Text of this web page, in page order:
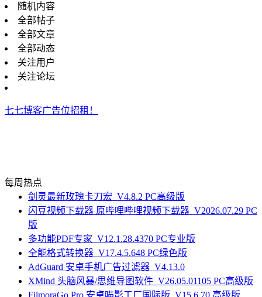
随机内容
全部帖子
全部文章
全部动态
关注用户
关注论坛
七七博客广告位招租！
每周热点
剑灵最新玫瑰卡刀宏_V4.8.2 PC高级版
闪豆视频下载器 原哔哩哔哩视频下载器_V2026.07.29 PC
版
多功能PDF专家_V12.1.28.4370 PC专业版
全能格式转换器_V17.4.5.648 PC绿色版
AdGuard 安卓手机广告过滤器_V4.13.0
XMind 头脑风暴/思维导图软件_V26.05.01105 PC高级版
FilmoraGo Pro 安卓喵影工厂国际版_V15.6.70 高级版